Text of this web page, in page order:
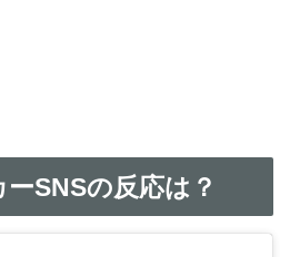
SNSの反応は？